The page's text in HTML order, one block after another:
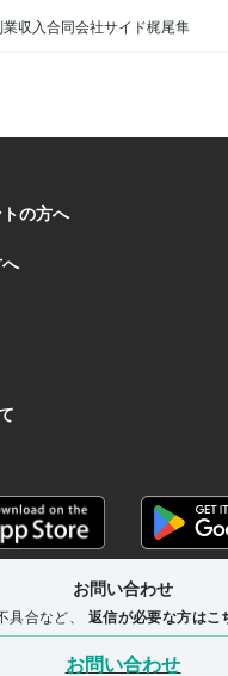
収入合同会社サイド梶尾隼